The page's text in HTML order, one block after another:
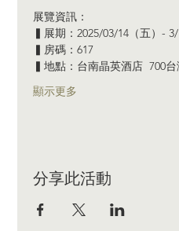
展覽資訊：
▍展期：2025/03/14（五）- 3/
▍房碼：617
▍地點：台南晶英酒店  700
顯示更多
分享此活動